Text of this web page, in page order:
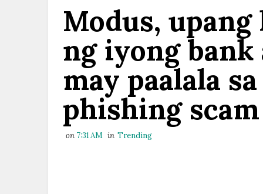
Modus,
ng iyong
may paalala
phishing scam
on 7:31 AM in Trending